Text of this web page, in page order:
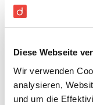
Diese Webseite
Wir verwenden
analysieren,
und um die